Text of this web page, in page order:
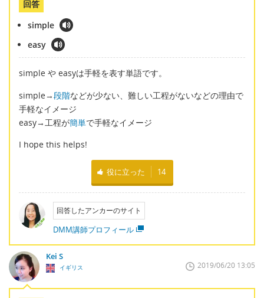
回答
simple
easy
simple や easyは手軽を表す単語です。
simple→段階などが少ない、難しい工程がないなどの理由で
手軽なイメージ
easy→工程が簡単で手軽なイメージ
I hope this helps!
役に立った 14
回答したアンカーのサイト
DMM講師プロフィール
Kei S
イギリス 2019/06/20 13:05